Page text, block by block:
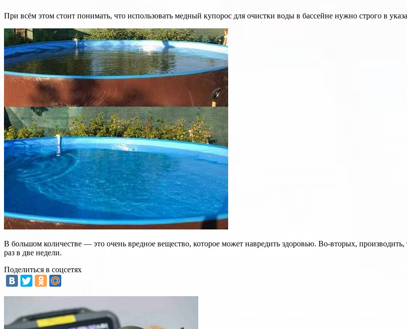
При всём этом стоит понимать, что использовать медный купорос для очистки воды в бассейне нужно строго в
В большом количестве — это очень вредное вещество, которое может навредить здоровью. Во-вторых,
раз в две недели.
Поделиться в соцсетях